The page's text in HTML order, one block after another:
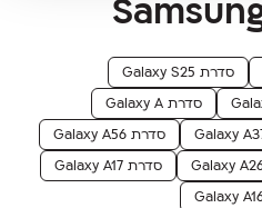
סדרת Galaxy S25
סדרת Galaxy A
סדרת Galaxy A56
סדרת Galaxy A17